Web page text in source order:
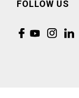
FOLLOW US